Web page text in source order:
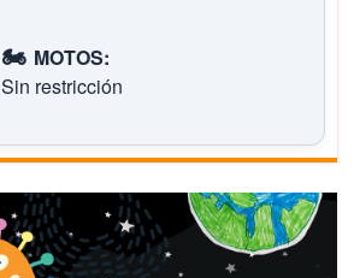
🏍️ MOTOS:
Sin restricción